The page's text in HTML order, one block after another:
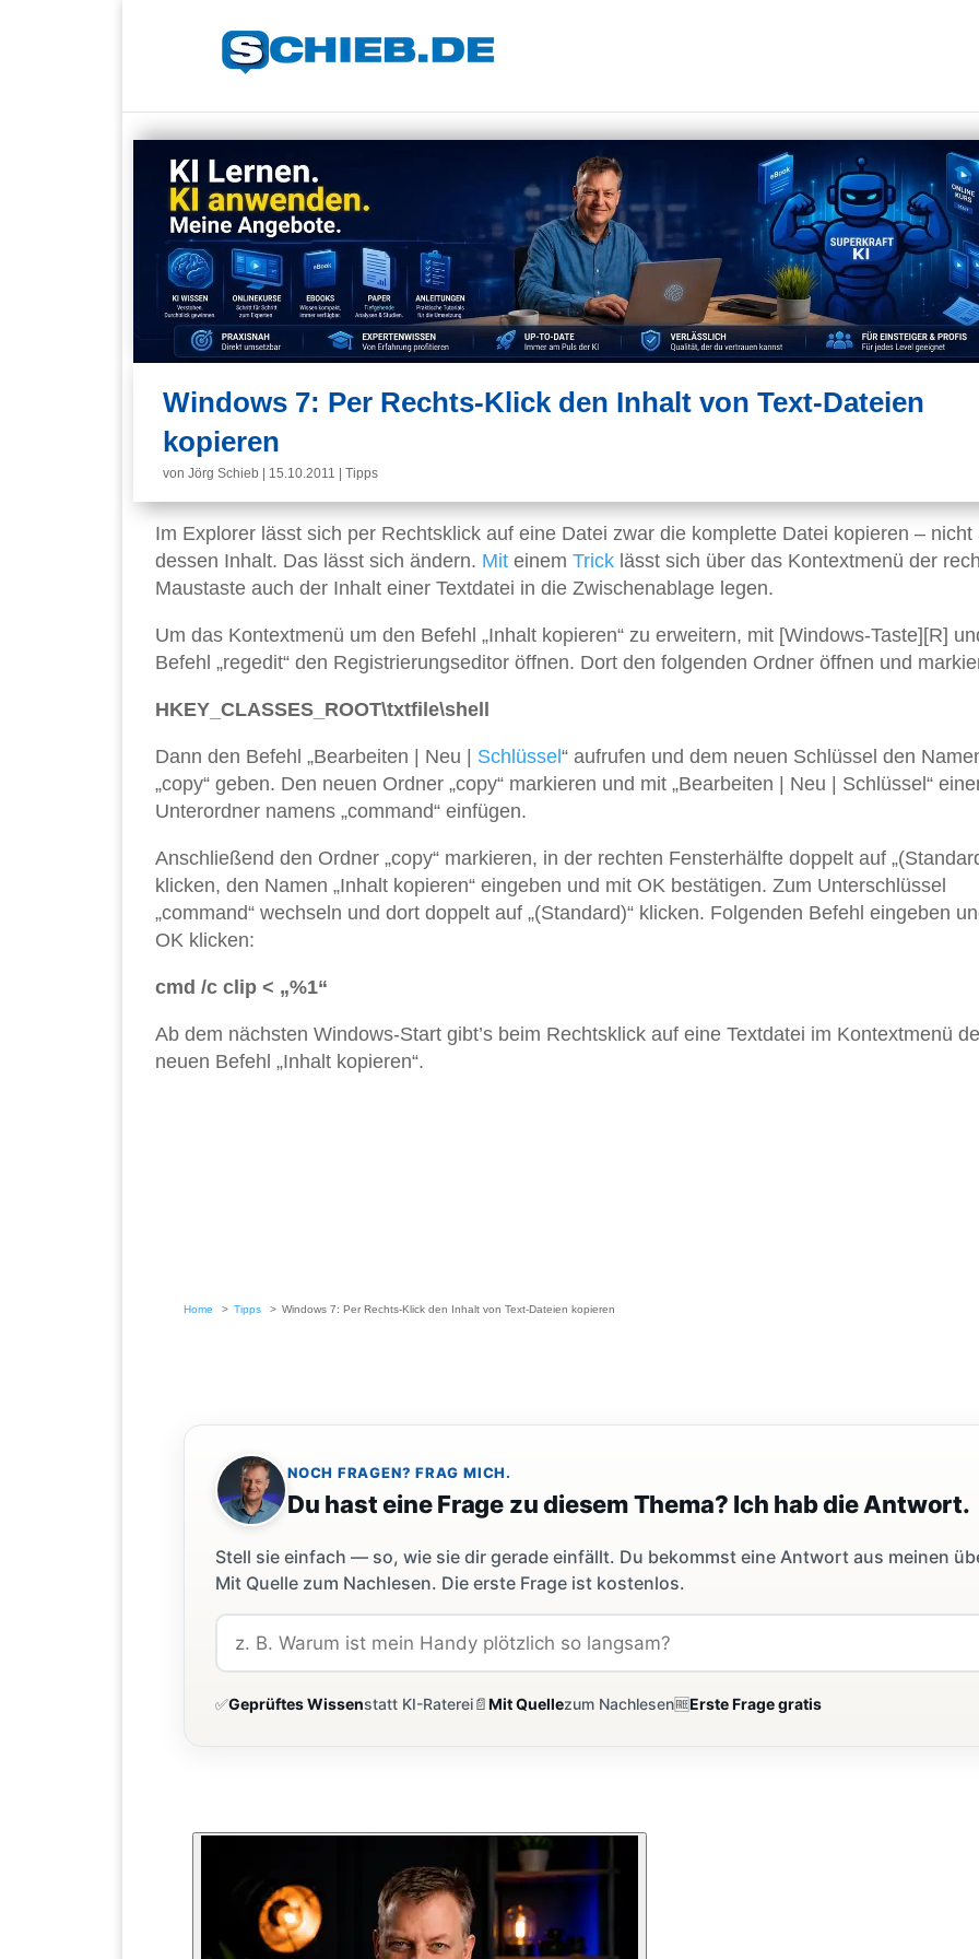
Windows 7: Per Rechts-Klick den Inhalt von Text-Dateien
kopieren
von Jörg Schieb 15.10.2011 Tipps
Im Explorer lässt sich per Rechtsklick auf eine Datei zwar die komplette Datei kopieren – nicht
dessen Inhalt. Das lässt sich ändern. Mit einem Trick lässt sich über das Kontextmenü der
Maustaste auch der Inhalt einer Textdatei in die Zwischenablage legen.
Um das Kontextmenü um den Befehl „Inhalt kopieren“ zu erweitern, mit [Windows-Taste][R]
Befehl „regedit“ den Registrierungseditor öffnen. Dort den folgenden Ordner öffnen und
HKEY_CLASSES_ROOT\txtfile\shell
Dann den Befehl „Bearbeiten | Neu | Schlüssel “ aufrufen und dem neuen Schlüssel den
„copy“ geben. Den neuen Ordner „copy“ markieren und mit „Bearbeiten | Neu | Schlüssel“
Unterordner namens „command“ einfügen.
Anschließend den Ordner „copy“ markieren, in der rechten Fensterhälfte doppelt auf
klicken, den Namen „Inhalt kopieren“ eingeben und mit OK bestätigen. Zum Unterschlüssel
„command“ wechseln und dort doppelt auf „(Standard)“ klicken. Folgenden Befehl eingeben
OK klicken:
cmd /c clip < „%1“
Ab dem nächsten Windows-Start gibt’s beim Rechtsklick auf eine Textdatei im Kontextmenü
neuen Befehl „Inhalt kopieren“.
Home Tipps Windows 7: Per Rechts-Klick den Inhalt von Text-Dateien kopieren
NOCH FRAGEN? FRAG MICH.
Du hast eine Frage zu diesem Thema? Ich hab die Antwort.
Stell sie einfach — so, wie sie dir gerade einfällt. Du bekommst eine Antwort aus meinen
Mit Quelle zum Nachlesen. Die erste Frage ist kostenlos.
✅Geprüftes Wissenstatt KI-Raterei📄Mit Quellezum Nachlesen🆓Erste Frage gratis